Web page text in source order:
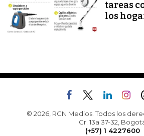
tareas
los
© 2026, RCN Medios. Todos los
Cr. 13a 37-32,
(+57) 1 4227600